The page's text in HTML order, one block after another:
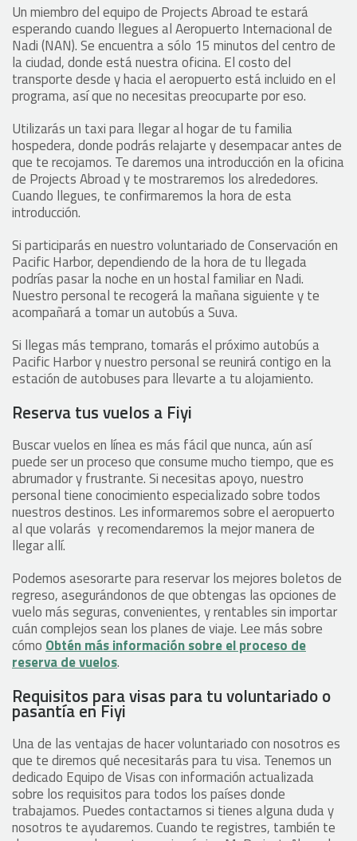
Un miembro del equipo de Projects Abroad te estará
esperando cuando llegues al Aeropuerto Internacional de
Nadi (NAN). Se encuentra a sólo 15 minutos del centro de
la ciudad, donde está nuestra oficina. El costo del
transporte desde y hacia el aeropuerto está incluido en el
programa, así que no necesitas preocuparte por eso.
Utilizarás un taxi para llegar al hogar de tu familia
hospedera, donde podrás relajarte y desempacar antes de
que te recojamos. Te daremos una introducción en la oficina
de Projects Abroad y te mostraremos los alrededores.
Cuando llegues, te confirmaremos la hora de esta
introducción.
Si participarás en nuestro voluntariado de Conservación en
Pacific Harbor, dependiendo de la hora de tu llegada
podrías pasar la noche en un hostal familiar en Nadi.
Nuestro personal te recogerá la mañana siguiente y te
acompañará a tomar un autobús a Suva.
Si llegas más temprano, tomarás el próximo autobús a
Pacific Harbor y nuestro personal se reunirá contigo en la
estación de autobuses para llevarte a tu alojamiento.
Reserva tus vuelos a Fiyi
Buscar vuelos en línea es más fácil que nunca, aún así
puede ser un proceso que consume mucho tiempo, que es
abrumador y frustrante. Si necesitas apoyo, nuestro
personal tiene conocimiento especializado sobre todos
nuestros destinos. Les informaremos sobre el aeropuerto
al que volarás y recomendaremos la mejor manera de
llegar allí.
Podemos asesorarte para reservar los mejores boletos de
regreso, asegurándonos de que obtengas las opciones de
vuelo más seguras, convenientes, y rentables sin importar
cuán complejos sean los planes de viaje. Lee más sobre
cómo Obtén más información sobre el proceso de
reserva de vuelos.
Requisitos para visas para tu voluntariado o
pasantía en Fiyi
Una de las ventajas de hacer voluntariado con nosotros es
que te diremos qué necesitarás para tu visa. Tenemos un
dedicado Equipo de Visas con información actualizada
sobre los requisitos para todos los países donde
trabajamos. Puedes contactarnos si tienes alguna duda y
nosotros te ayudaremos. Cuando te registres, también te